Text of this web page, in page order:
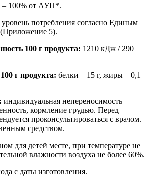
– 100% от АУП*.
потребления согласно Единым
5).
100 г продукта: 1210 кДж / 290
г продукта: белки – 15 г, жиры – 0,1
индивидуальная непереносимость
кормление грудью. Перед
проконсультироваться с врачом.
средством.
для детей месте, при температуре не
влажности воздуха не более 60%.
с даты изготовления.